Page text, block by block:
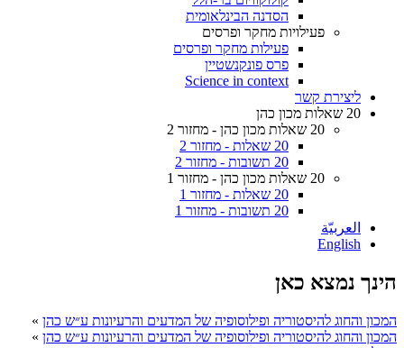
הסדנה הבינלאומית
פעילויות מחקר ופרסים
פעילות מחקר ופרסים
פרס פונקנשטיין
Science in context
ליצירת קשר
20 שאלות מכון כהן
20 שאלות מכון כהן - מחזור 2
20 שאלות - מחזור 2
20 תשובות - מחזור 2
20 שאלות מכון כהן - מחזור 1
20 שאלות - מחזור 1
20 תשובות - מחזור 1
العربيّة
English
הינך נמצא כאן
המכון והחוג להיסטוריה ופילוסופיה של המדעים והרעיונות ע״ש כהן »
המכון והחוג להיסטוריה ופילוסופיה של המדעים והרעיונות ע״ש כהן »